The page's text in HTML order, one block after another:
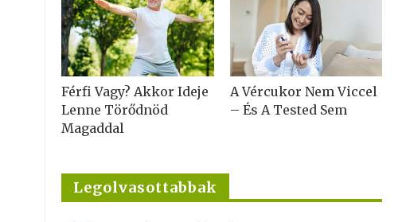
Férfi Vagy? Akkor Ideje
Lenne Törődnöd
Magaddal
A Vércukor Nem Viccel
– És A Tested Sem
Legolvasottabbak